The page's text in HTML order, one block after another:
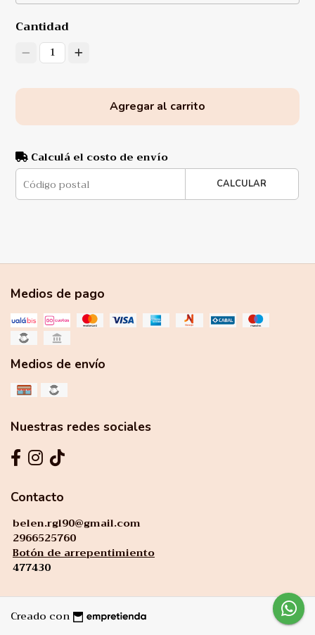
Cantidad
1
Agregar al carrito
Calculá el costo de envío
CALCULAR
Medios de pago
Medios de envío
Nuestras redes sociales
Contacto
belen.rgl90@gmail.com
2966525760
Botón de arrepentimiento
477430
Creado con